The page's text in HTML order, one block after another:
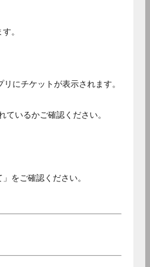
。
にチケットが表示されます。
いるかご確認ください。
をご確認ください。